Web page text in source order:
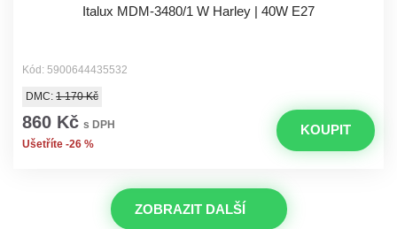
Italux MDM-3480/1 W Harley | 40W E27
Kód: 5900644435532
DMC: 1 170 Kč
860 Kč s DPH
Ušetříte -26 %
KOUPIT
ZOBRAZIT DALŠÍ